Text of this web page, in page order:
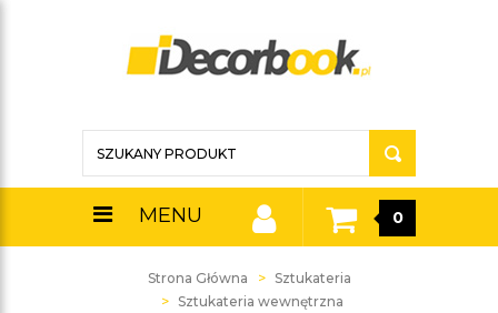
MENU 0
Strona Główna
Sztukateria
Sztukateria wewnętrzna